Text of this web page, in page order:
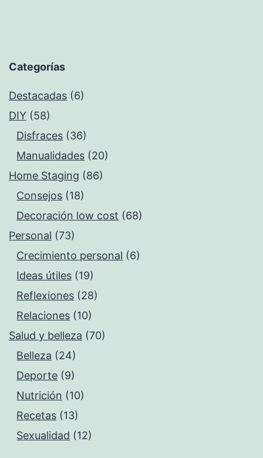
Categorías
Destacadas (6)
DIY (58)
Disfraces (36)
Manualidades (20)
Home Staging (86)
Consejos (18)
Decoración low cost (68)
Personal (73)
Crecimiento personal (6)
Ideas útiles (19)
Reflexiones (28)
Relaciones (10)
Salud y belleza (70)
Belleza (24)
Deporte (9)
Nutrición (10)
Recetas (13)
Sexualidad (12)